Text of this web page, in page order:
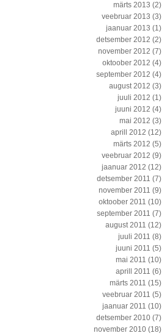
märts 2013 (2)
veebruar 2013 (3)
jaanuar 2013 (1)
detsember 2012 (2)
november 2012 (7)
oktoober 2012 (4)
september 2012 (4)
august 2012 (3)
juuli 2012 (1)
juuni 2012 (4)
mai 2012 (3)
aprill 2012 (12)
märts 2012 (5)
veebruar 2012 (9)
jaanuar 2012 (12)
detsember 2011 (7)
november 2011 (9)
oktoober 2011 (10)
september 2011 (7)
august 2011 (12)
juuli 2011 (8)
juuni 2011 (5)
mai 2011 (10)
aprill 2011 (6)
märts 2011 (15)
veebruar 2011 (5)
jaanuar 2011 (10)
detsember 2010 (7)
november 2010 (18)